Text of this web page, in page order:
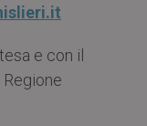
e con il